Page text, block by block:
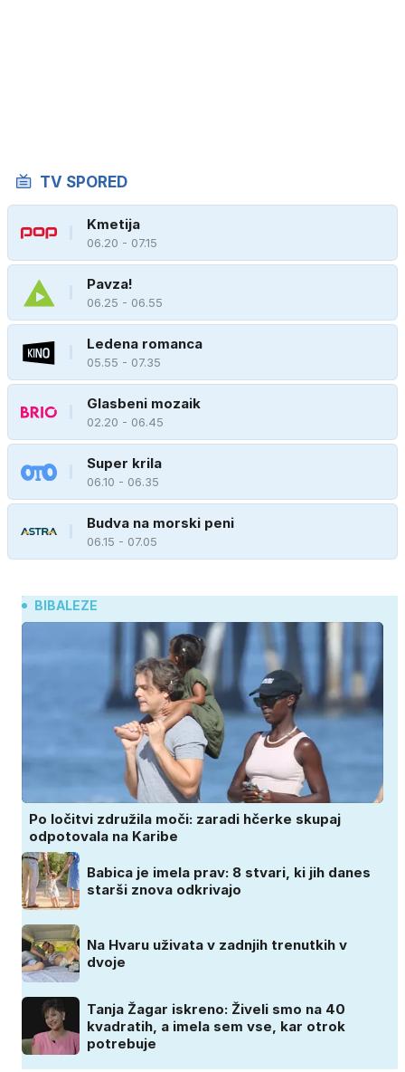
TV SPORED
Kmetija
06.20 - 07.15
Pavza!
06.25 - 06.55
Ledena romanca
05.55 - 07.35
Glasbeni mozaik
02.20 - 06.45
Super krila
06.10 - 06.35
Budva na morski peni
06.15 - 07.05
BIBALEZE
Po ločitvi združila moči: zaradi hčerke skupaj
odpotovala na Karibe
Babica je imela prav: 8 stvari, ki jih danes
starši znova odkrivajo
Na Hvaru uživata v zadnjih trenutkih v
dvoje
Tanja Žagar iskreno: Živeli smo na 40
kvadratih, a imela sem vse, kar otrok
potrebuje